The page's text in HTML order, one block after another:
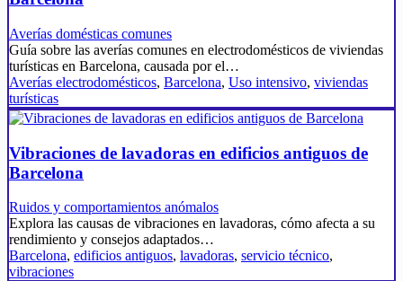
Averías domésticas comunes
Guía sobre las averías comunes en electrodomésticos de viviendas
turísticas en Barcelona, causada por el…
Averías electrodomésticos, Barcelona, Uso intensivo, viviendas
turísticas
Vibraciones de lavadoras en edificios antiguos de
Barcelona
Ruidos y comportamientos anómalos
Explora las causas de vibraciones en lavadoras, cómo afecta a su
rendimiento y consejos adaptados…
Barcelona, edificios antiguos, lavadoras, servicio técnico,
vibraciones